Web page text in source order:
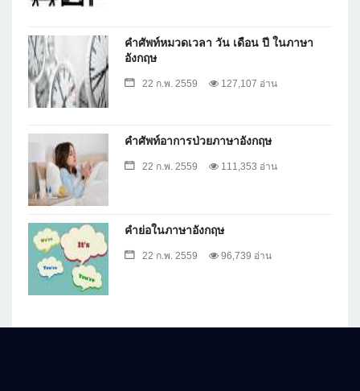
คำศัพท์หมวดเวลา วัน เดือน ปี ในภาษา
อังกฤษ
22 ก.พ. 2559 127,107 อ่าน
คำศัพท์อาการป่วยภาษาอังกฤษ
22 ก.พ. 2559 111,353 อ่าน
คำย่อในภาษาอังกฤษ
22 ก.พ. 2559 96,739 อ่าน